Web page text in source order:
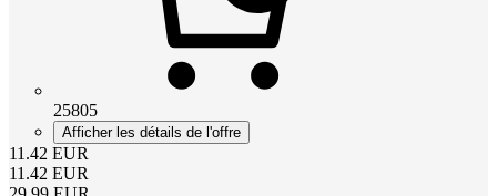
25805
Afficher les détails de l'offre
11.42 EUR
11.42 EUR